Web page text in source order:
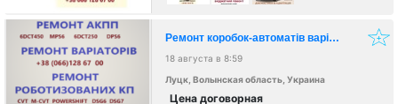
Ремонт коробок-автоматів варіаторів роботів
18 августа в 8:59
Луцк, Волынская область, Украина
Цена договорная